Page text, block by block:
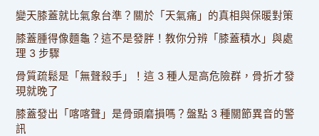
鬆
入
眠
變天膝蓋就比氣象台準？關於「天氣痛」的真相與保暖對策
膝蓋腫得像麵龜？這不是發胖！教你分辨「膝蓋積水」與處
理 3 步驟
骨質疏鬆是「無聲殺手」！這 3 種人是高危險群，骨折才發
現就晚了
膝蓋發出「喀喀聲」是骨頭磨損嗎？盤點 3 種關節異音的警
訊